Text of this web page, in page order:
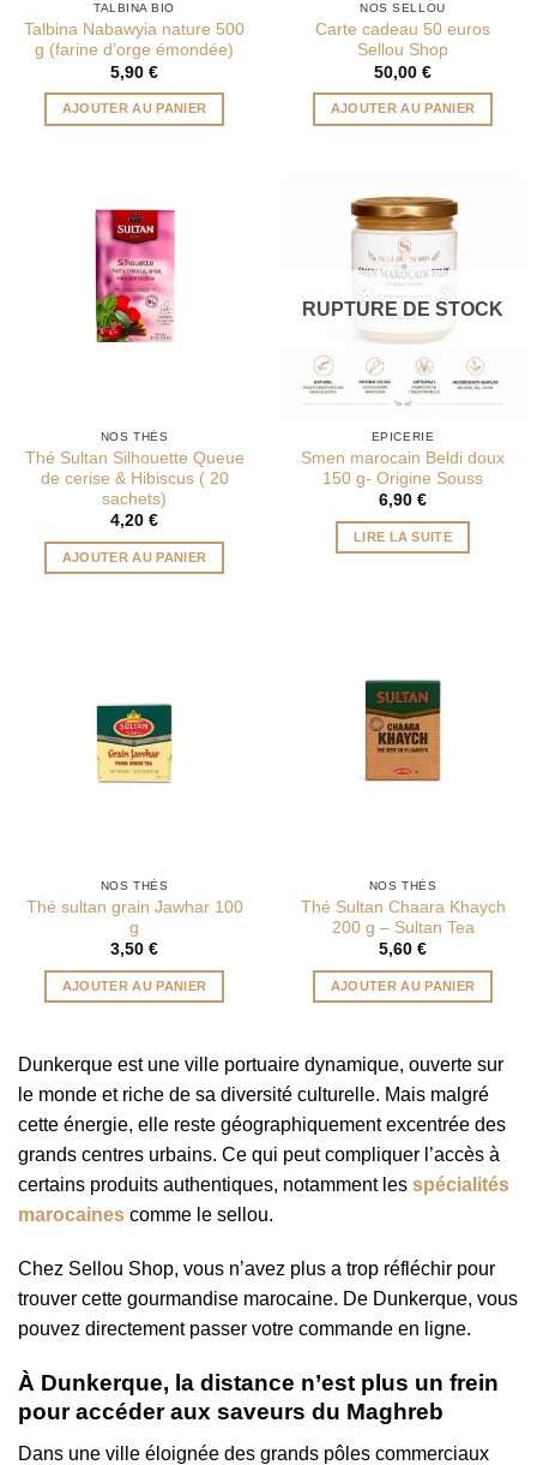
TALBINA BIO
Talbina Nabawyia nature 500
g (farine d’orge émondée)
5,90 €
AJOUTER AU PANIER
NOS SELLOU
Carte cadeau 50 euros
Sellou Shop
50,00 €
AJOUTER AU PANIER
NOS THÉS
Thé Sultan Silhouette Queue
de cerise & Hibiscus ( 20
sachets)
4,20 €
AJOUTER AU PANIER
RUPTURE DE STOCK
EPICERIE
Smen marocain Beldi doux
150 g- Origine Souss
6,90 €
LIRE LA SUITE
NOS THÉS
Thé sultan grain Jawhar 100
g
3,50 €
AJOUTER AU PANIER
NOS THÉS
Thé Sultan Chaara Khaych
200 g – Sultan Tea
5,60 €
AJOUTER AU PANIER
Dunkerque est une ville portuaire dynamique, ouverte sur
le monde et riche de sa diversité culturelle. Mais malgré
cette énergie, elle reste géographiquement excentrée des
grands centres urbains. Ce qui peut compliquer l’accès à
certains produits authentiques, notamment les spécialités
marocaines comme le sellou.
Chez Sellou Shop, vous n’avez plus a trop réfléchir pour
trouver cette gourmandise marocaine. De Dunkerque, vous
pouvez directement passer votre commande en ligne.
À Dunkerque, la distance n’est plus un frein
pour accéder aux saveurs du Maghreb
Dans une ville éloignée des grands pôles commerciaux